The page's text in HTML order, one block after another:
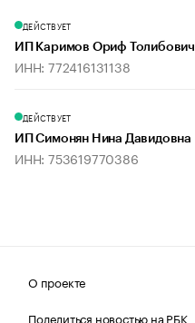
ДЕЙСТВУЕТ
ИП Каримов Ориф Толибович
ИНН: 772416131138
ДЕЙСТВУЕТ
ИП Симонян Нина Давидовна
ИНН: 753619770386
О проекте
Поделиться новостью на РБК